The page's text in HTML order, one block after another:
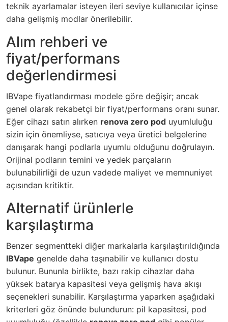
teknik ayarlamalar isteyen ileri seviye kullanıcılar içinse
daha gelişmiş modlar önerilebilir.
Alım rehberi ve
fiyat/performans
değerlendirmesi
IBVape fiyatlandırması modele göre değişir; ancak
genel olarak rekabetçi bir fiyat/performans oranı sunar.
Eğer cihazı satın alırken renova zero pod uyumluluğu
sizin için önemliyse, satıcıya veya üretici belgelerine
danışarak hangi podlarla uyumlu olduğunu doğrulayın.
Orijinal podların temini ve yedek parçaların
bulunabilirliği de uzun vadede maliyet ve memnuniyet
açısından kritiktir.
Alternatif ürünlerle
karşılaştırma
Benzer segmentteki diğer markalarla karşılaştırıldığında
IBVape genelde daha taşınabilir ve kullanıcı dostu
bulunur. Bununla birlikte, bazı rakip cihazlar daha
yüksek batarya kapasitesi veya gelişmiş hava akışı
seçenekleri sunabilir. Karşılaştırma yaparken aşağıdaki
kriterleri göz önünde bulundurun: pil kapasitesi, pod